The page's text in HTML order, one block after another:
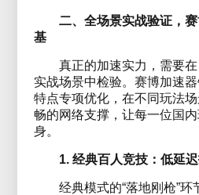
二、全场景实战验证，
基
真正的加速实力，需要
实战场景中检验。赛博加速
特点专项优化，在不同玩法
畅的网络支撑，让每一位国
身。
1. 经典百人竞技：低延
经典模式的“落地刚枪”